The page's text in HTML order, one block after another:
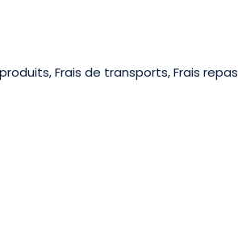
Frais de transports, Frais repas